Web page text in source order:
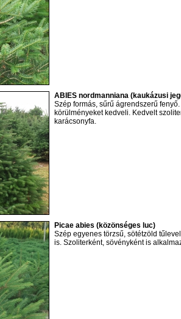
ABIES nordmanniana (kaukázusi
Szép formás, sűrű ágrendszerű
körülményeket kedveli. Kedvelt
karácsonyfa.
Picae abies (közönséges luc)
Szép egyenes törzsű, sötétzöld
is. Szoliterként, sövényként is